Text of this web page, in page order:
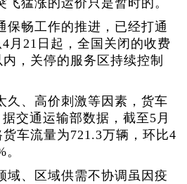
保畅工作的推进，已经打通
月21日起，全国关闭的收费
，关停的服务区持续控制
久、高价刺激等因素，货车
交通运输部数据，截至5月
车流量为721.3万辆，环比4
域、区域供需不协调虽因疫